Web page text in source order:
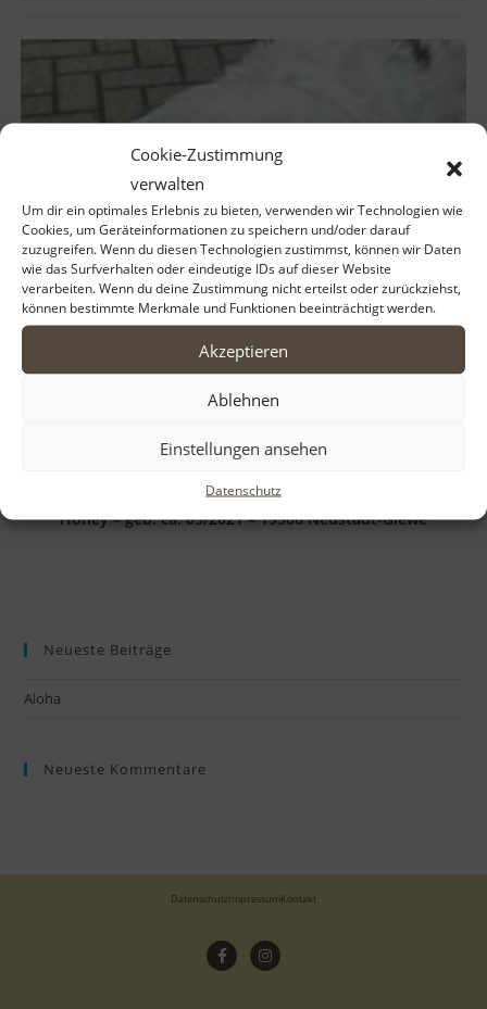
Cookie-Zustimmung
verwalten
Um dir ein optimales Erlebnis zu bieten, verwenden wir Technologien wie
Cookies, um Geräteinformationen zu speichern und/oder darauf
zuzugreifen. Wenn du diesen Technologien zustimmst, können wir Daten
wie das Surfverhalten oder eindeutige IDs auf dieser Website
verarbeiten. Wenn du deine Zustimmung nicht erteilst oder zurückziehst,
können bestimmte Merkmale und Funktionen beeinträchtigt werden.
Akzeptieren
Ablehnen
Einstellungen ansehen
Datenschutz
Honey – geb. ca. 05/2021 – 19306 Neustadt-Glewe
Neueste Beiträge
Aloha
Neueste Kommentare
DatenschutzImpressumKontakt